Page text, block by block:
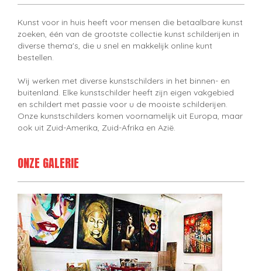
Kunst voor in huis heeft voor mensen die betaalbare kunst
zoeken, één van de grootste collectie kunst schilderijen in
diverse thema's, die u snel en makkelijk online kunt
bestellen.
Wij werken met diverse kunstschilders in het binnen- en
buitenland. Elke kunstschilder heeft zijn eigen vakgebied
en schildert met passie voor u de mooiste schilderijen.
Onze kunstschilders komen voornamelijk uit Europa, maar
ook uit Zuid-Amerika, Zuid-Afrika en Azië.
ONZE GALERIE